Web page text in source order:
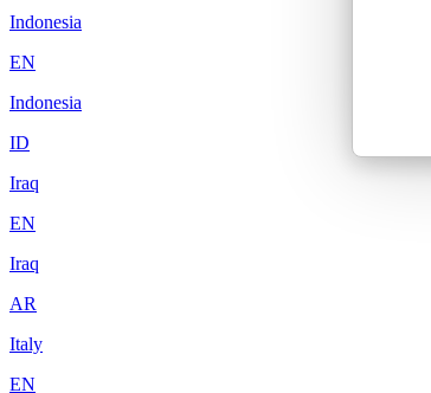
Indonesia
EN
Indonesia
ID
Iraq
EN
Iraq
AR
Italy
EN